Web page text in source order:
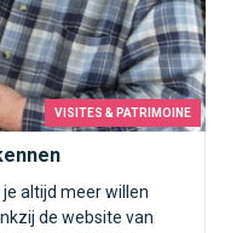
VISITES & PATRIMOINE
altijd meer willen
de website van